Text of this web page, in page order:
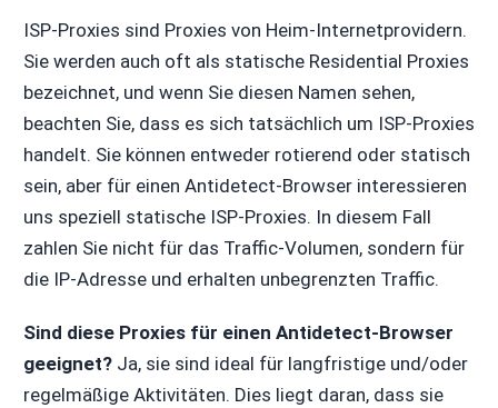
ISP-Proxies sind Proxies von Heim-Internetprovidern.
Sie werden auch oft als statische Residential Proxies
bezeichnet, und wenn Sie diesen Namen sehen,
beachten Sie, dass es sich tatsächlich um ISP-Proxies
handelt. Sie können entweder rotierend oder statisch
sein, aber für einen Antidetect-Browser interessieren
uns speziell statische ISP-Proxies. In diesem Fall
zahlen Sie nicht für das Traffic-Volumen, sondern für
die IP-Adresse und erhalten unbegrenzten Traffic.
Sind diese Proxies für einen Antidetect-Browser
geeignet?Ja, sie sind ideal für langfristige und/oder
regelmäßige Aktivitäten. Dies liegt daran, dass sie